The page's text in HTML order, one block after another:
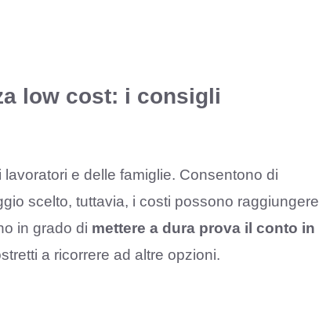
low cost: i consigli
e delle famiglie. Consentono di
scelto, tuttavia, i costi possono raggiungere
in grado di mettere a dura prova il conto in
a ricorrere ad altre opzioni.